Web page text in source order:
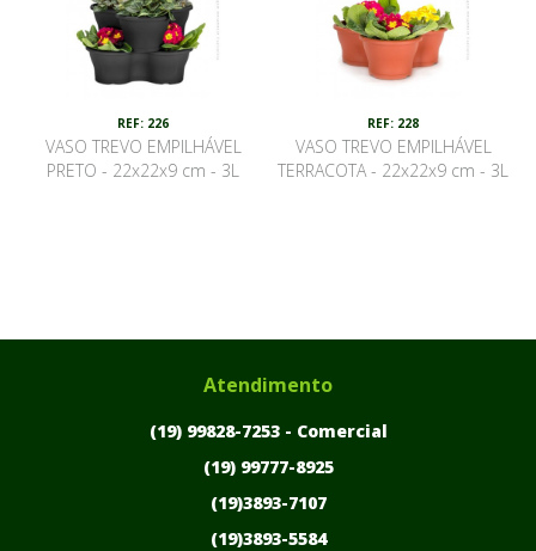
REF: 226
VASO TREVO EMPILHÁVEL
PRETO - 22x22x9 cm - 3L
REF: 228
VASO TREVO EMPILHÁVEL
TERRACOTA - 22x22x9 cm - 3L
Atendimento
(19) 99828-7253 - Comercial
(19) 99777-8925
(19)3893-7107
(19)3893-5584